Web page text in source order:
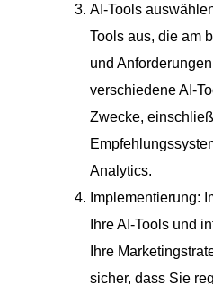
AI-Tools
Tools aus, die am
und
verschiedene AI-
Zwecke,
Analytics.
Implementierung:
Ihre AI-Tools und
Ihre
sicher, dass Sie